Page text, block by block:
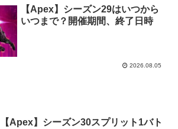
【Apex】シーズン29はいつから
いつまで？開催期間、終了日時
2026.08.05
【Apex】シーズン30スプリット1バト